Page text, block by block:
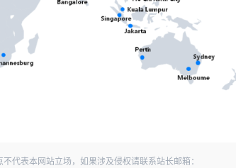
代表本网站立场，如果涉及侵权请联系站长邮箱：